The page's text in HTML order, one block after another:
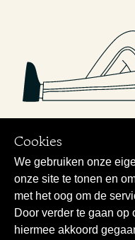
Cookies
We gebruiken onze
onze site te tonen en
met het oog om de
Door verder te gaan op
hiermee akkoord